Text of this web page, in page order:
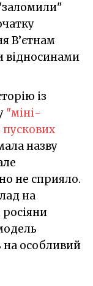
В’єтнам
відносинами
із
"міні-
назву
не сприяло.
на
росіяни
на особливий